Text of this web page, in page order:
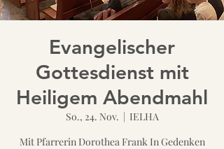
Evangelischer
Gottesdienst mit
Heiligem Abendmahl
So., 24. Nov.
  |
IELHA
Mit Pfarrerin Dorothea Frank In Gedenken